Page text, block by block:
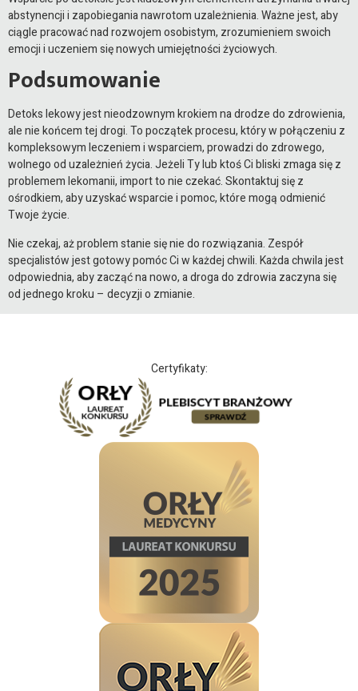
abstynencji i zapobiegania nawrotom uzależnienia. Ważne jest, aby
ciągle pracować nad rozwojem osobistym, zrozumieniem swoich
emocji i uczeniem się nowych umiejętności życiowych.
Podsumowanie
Detoks lekowy jest nieodzownym krokiem na drodze do zdrowienia,
ale nie końcem tej drogi. To początek procesu, który w połączeniu z
kompleksowym leczeniem i wsparciem, prowadzi do zdrowego,
wolnego od uzależnień życia. Jeżeli Ty lub ktoś Ci bliski zmaga się z
problemem lekomanii, import to nie czekać. Skontaktuj się z
ośrodkiem, aby uzyskać wsparcie i pomoc, które mogą odmienić
Twoje życie.
Nie czekaj, aż problem stanie się nie do rozwiązania. Zespół
specjalistów jest gotowy pomóc Ci w każdej chwili. Każda chwila jest
odpowiednia, aby zacząć na nowo, a droga do zdrowia zaczyna się
od jednego kroku – decyzji o zmianie.
Certyfikaty: